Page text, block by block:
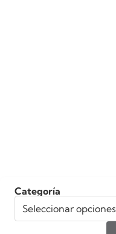
Categoría
Seleccionar opciones